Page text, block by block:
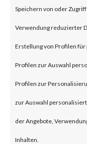
Speichern von oder
Verwendung reduzierter
Erstellung von Profilen
Profilen zur Auswahl
Profilen zur
zur Auswahl
der Angebote,
Inhalten.
(some refer
the file
script in
Why is
This is
WinRAR